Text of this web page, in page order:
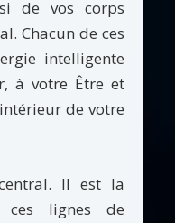
de vos corps
Chacun de ces
intelligente
à votre Être et
de votre
Il est la
ces lignes de